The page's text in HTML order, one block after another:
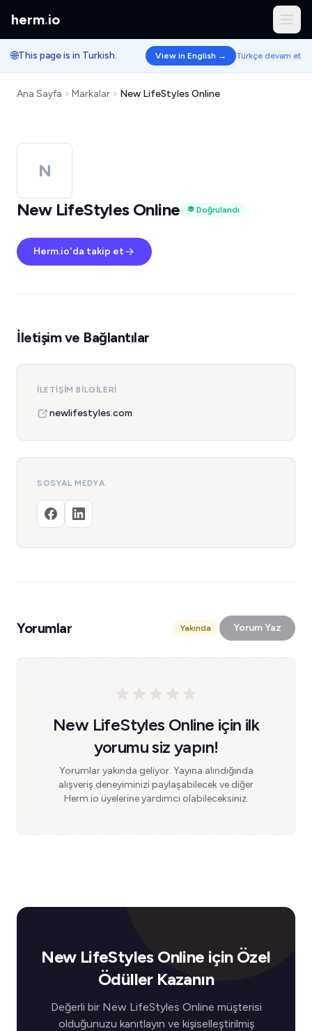
herm.io
🌐This page is in Turkish. View in English → Türkçe devam et
Ana Sayfa Markalar New LifeStyles Online
N
New LifeStyles Online
Doğrulandı
Herm.io'da takip et
İletişim ve Bağlantılar
İLETIŞIM BILGILERI
newlifestyles.com
SOSYAL MEDYA
Yorumlar Yakında Yorum Yaz
New LifeStyles Online için ilk
yorumu siz yapın!
Yorumlar yakında geliyor. Yayına alındığında
alışveriş deneyiminizi paylaşabilecek ve diğer
Herm.io üyelerine yardımcı olabileceksiniz.
New LifeStyles Online için Özel
Ödüller Kazanın
Değerli bir New LifeStyles Online müşterisi
olduğunuzu kanıtlayın ve kişiselleştirilmiş